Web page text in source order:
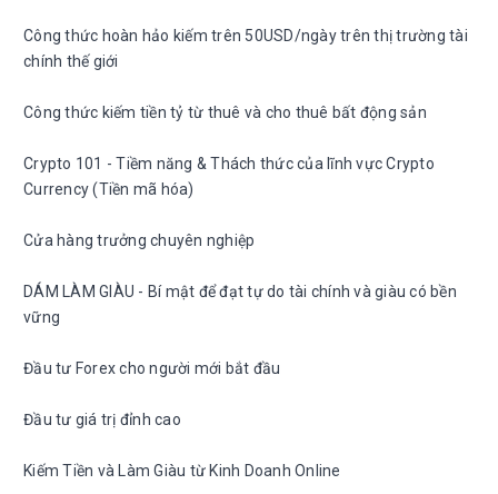
Công thức hoàn hảo kiếm trên 50USD/ngày trên thị trường tài
chính thế giới
Công thức kiếm tiền tỷ từ thuê và cho thuê bất động sản
Crypto 101 - Tiềm năng & Thách thức của lĩnh vực Crypto
Currency (Tiền mã hóa)
Cửa hàng trưởng chuyên nghiệp
DÁM LÀM GIÀU - Bí mật để đạt tự do tài chính và giàu có bền
vững
Đầu tư Forex cho người mới bắt đầu
Đầu tư giá trị đỉnh cao
Kiếm Tiền và Làm Giàu từ Kinh Doanh Online